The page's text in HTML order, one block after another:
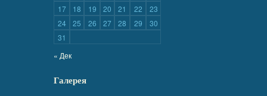
« Дек
17
18 19 20 21 22
23
24
25 26 27 28 29
30
31
Галерея